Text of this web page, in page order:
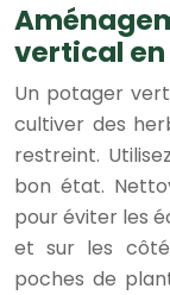
vertical
Un potager
cultiver des
restreint.
bon état.
pour éviter les
et sur les
poches de